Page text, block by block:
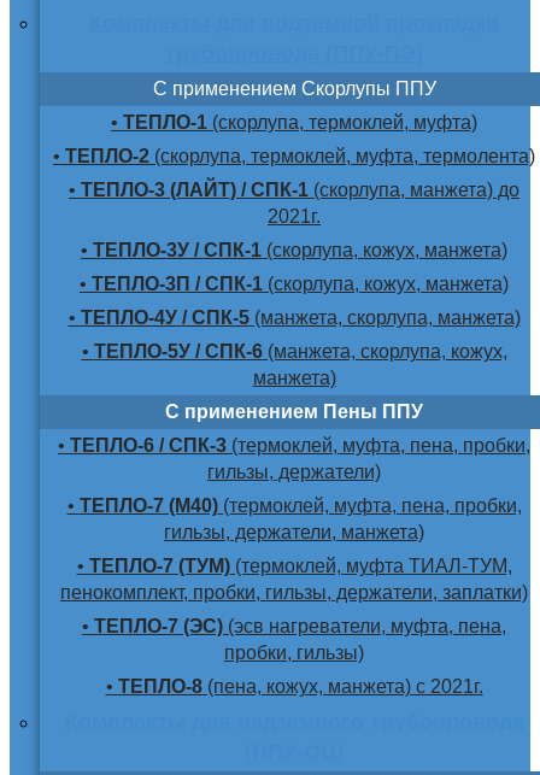
С применением Скорлупы ППУ
• ТЕПЛО-1 (скорлупа, термоклей, муфта)
• ТЕПЛО-2 (скорлупа, термоклей, муфта, термолента)
• ТЕПЛО-3 (ЛАЙТ) / СПК-1 (скорлупа, манжета) до
2021г.
• ТЕПЛО-3У / СПК-1 (скорлупа, кожух, манжета)
• ТЕПЛО-3П / СПК-1 (скорлупа, кожух, манжета)
• ТЕПЛО-4У / СПК-5(манжета, скорлупа, манжета)
• ТЕПЛО-5У / СПК-6(манжета, скорлупа, кожух,
манжета)
С применением Пены ППУ
• ТЕПЛО-6 / СПК-3 (термоклей, муфта, пена, пробки,
гильзы, держатели)
• ТЕПЛО-7 (М40)(термоклей, муфта, пена, пробки,
гильзы, держатели, манжета)
• ТЕПЛО-7 (ТУМ)(термоклей, муфта ТИАЛ-ТУМ,
пенокомплект, пробки, гильзы, держатели, заплатки)
• ТЕПЛО-7 (ЭС) (эсв нагреватели, муфта, пена,
пробки, гильзы)
• ТЕПЛО-8(пена, кожух, манжета) с 2021г.